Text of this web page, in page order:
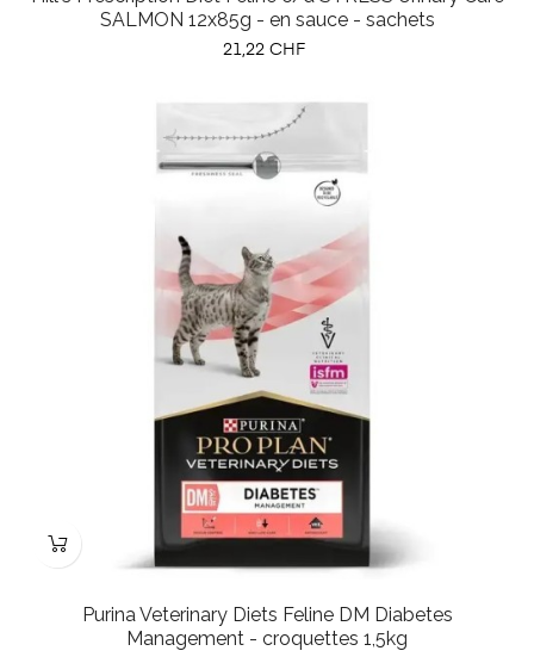
SALMON 12x85g - en sauce - sachets
Prix
21,22 CHF
Purina Veterinary Diets Feline DM Diabetes
Management - croquettes 1,5kg